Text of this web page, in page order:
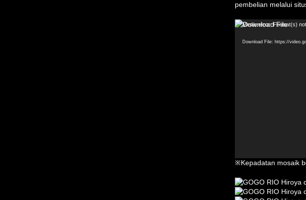
pembelian melalui
Video
Media error: Format(s)
Download File: https://
※Kepadatan mosaik